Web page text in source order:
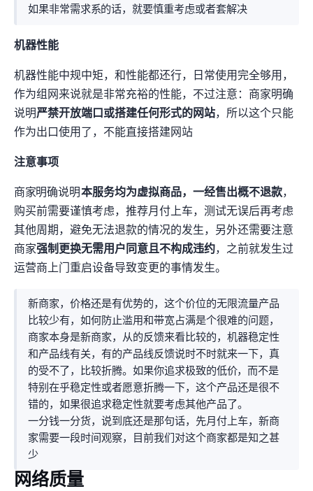
如果非常需求Google系(Gemini/Youtube)的话，就要慎重考虑或者套Warp解决
机器性能
机器性能中规中矩，CPU和IO性能都还行，日常使用完全够用，
作为组网来说就是非常充裕的性能，不过注意：商家明确
说明严禁开放80端口或搭建任何形式的网站，所以这个只能
作为出口使用了，不能直接搭建API网站
注意事项
商家TOS明确说明本服务均为虚拟商品，一经售出概不退款，
购买前需要谨慎考虑，推荐月付上车，测试无误后再考虑
其他周期，避免无法退款的情况的发生，另外还需要注意
商家强制更换IP无需用户同意且不构成违约，之前就发生过AT&T
运营商上门重启设备导致IP变更的事情发生。
新商家，价格还是有优势的，这个价位的80Mbps无限流量产品
比较少有，如何防止滥用和带宽占满是个很难的问题，
商家本身是新商家，从MJJ的反馈来看比较的ONEMAN，机器稳定性
和产品线有关，有的产品线MJJ反馈说“时不时就来一下，真
的受不了”，比较折腾。如果你追求极致的低价AT&T，而不是
特别在乎稳定性或者愿意折腾一下，这个产品还是很不
错的，如果很追求稳定性就要考虑其他产品了。
一分钱一分货，说到底还是那句话，先月付上车，新商
家需要一段时间观察，目前我们对这个商家都是知之甚
少
网络质量